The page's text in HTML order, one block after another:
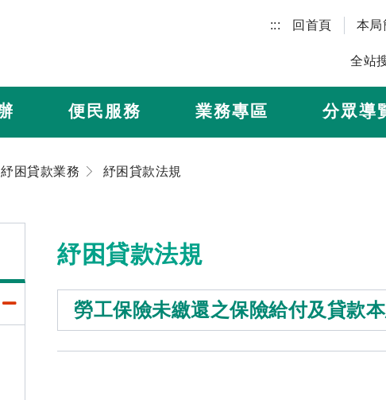
::: 回首頁 本局
全站
便民服務 業務專區 分眾導
紓困貸款業務 紓困貸款法規
紓困貸款法規
勞工保險未繳還之保險給付及貸款